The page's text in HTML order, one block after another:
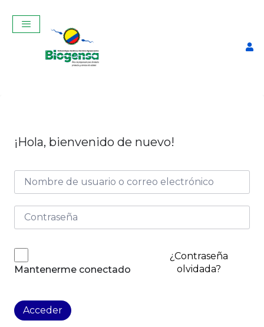
¡Hola, bienvenido de nuevo!
Mantenerme conectado
¿Contraseña
olvidada?
Acceder
Curso Virtual Reproducción